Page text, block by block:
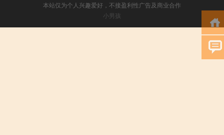
本站仅为个人兴趣爱好，不接盈利性广告及商业合作
小男孩